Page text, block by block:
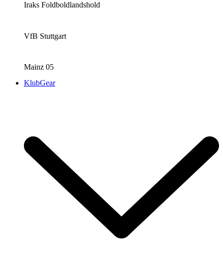
Iraks Foldboldlandshold
VfB Stuttgart
Mainz 05
KlubGear